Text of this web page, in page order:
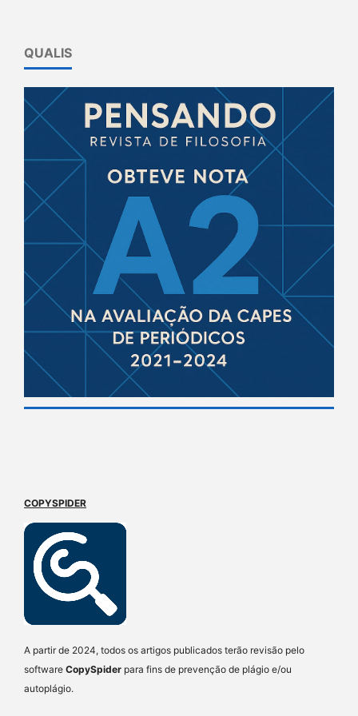
QUALIS
COPYSPIDER
A partir de 2024, todos os artigos publicados terão revisão pelo
software CopySpider para fins de prevenção de plágio e/ou
autoplágio.